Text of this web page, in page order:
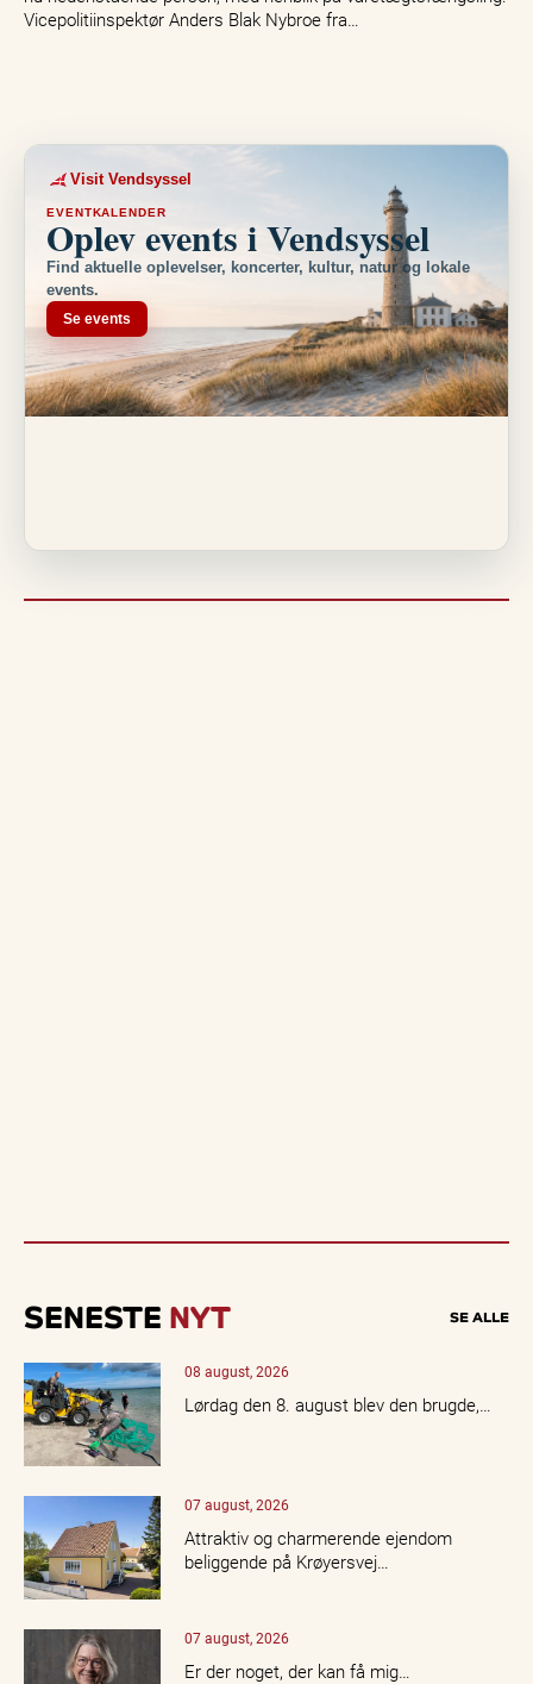
Vicepolitiinspektør Anders Blak Nybroe fra…
Visit Vendsyssel
EVENTKALENDER
Oplev events i Vendsyssel
Find aktuelle oplevelser, koncerter, kultur, natur og lokale
events.
Se events
SENESTE NYT SE ALLE
08 august, 2026
Lørdag den 8. august blev den brugde,…
07 august, 2026
Attraktiv og charmerende ejendom
beliggende på Krøyersvej…
07 august, 2026
Er der noget, der kan få mig…